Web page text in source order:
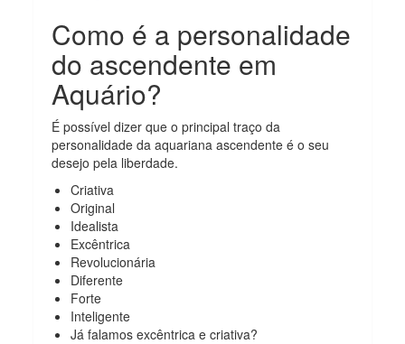
Como é a personalidade
do ascendente em
Aquário?
É possível dizer que o principal traço da
personalidade da aquariana ascendente é o seu
desejo pela liberdade.
Criativa
Original
Idealista
Excêntrica
Revolucionária
Diferente
Forte
Inteligente
Já falamos excêntrica e criativa?